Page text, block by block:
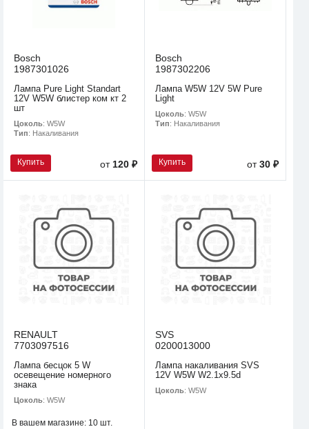
Bosch
1987301026
Лампа Pure Light Standart
12V W5W блистер ком кт 2
шт
Цоколь: W5W
Тип: Накаливания
Купить от 120 ₽
Bosch
1987302206
Лампа W5W 12V 5W Pure
Light
Цоколь: W5W
Тип: Накаливания
Купить от30 ₽
RENAULT
7703097516
Лампа бесцок 5 W
осевещение номерного
знака
Цоколь: W5W
В вашем магазине: 10 шт.
SVS
0200013000
Лампа накаливания SVS
12V W5W W2.1х9.5d
Цоколь: W5W